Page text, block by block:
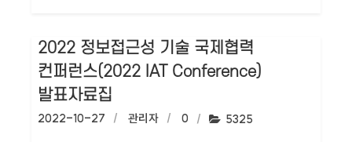
2022 정보접근성 기술 국제협력
컨퍼런스(2022 IAT Conference)
발표자료집
작성일:
2022-10-27 작성자:
관리자 댓글수:
0 조회수:
5325